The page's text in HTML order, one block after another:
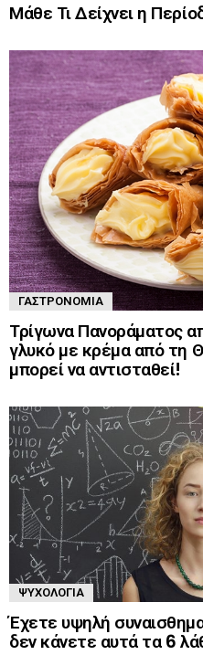
Μάθε Τι Δείχνει η
ΓΑΣΤΡΟΝΟΜΊΑ
Τρίγωνα Πανοράματος
γλυκό με κρέμα από τη
μπορεί να αντισταθεί!
ΨΥΧΟΛΟΓΊΑ
Έχετε υψηλή
δεν κάνετε αυτά τα 6